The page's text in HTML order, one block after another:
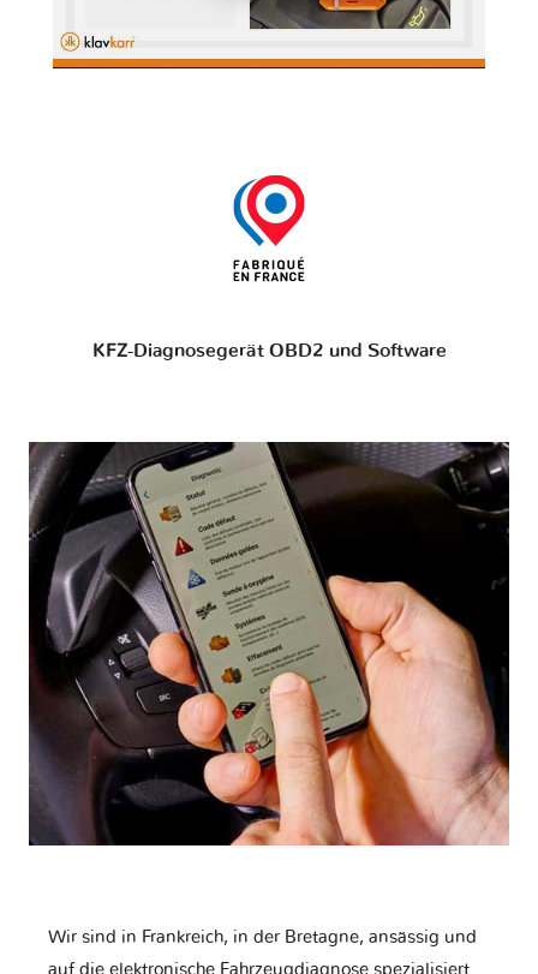
KFZ-Diagnosegerät OBD2 und Software
Wir sind in Frankreich, in der Bretagne, ansässig und
auf die elektronische Fahrzeugdiagnose spezialisiert.